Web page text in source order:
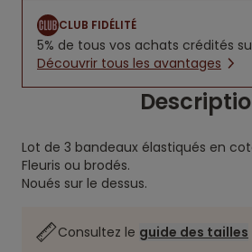
CLUB FIDÉLITÉ
5% de tous vos achats crédités
Découvrir tous les avantages
Lot de 3 bandeaux élastiqués en
Fleuris ou brodés.
Noués sur le dessus.
Consultez le guide des tailles